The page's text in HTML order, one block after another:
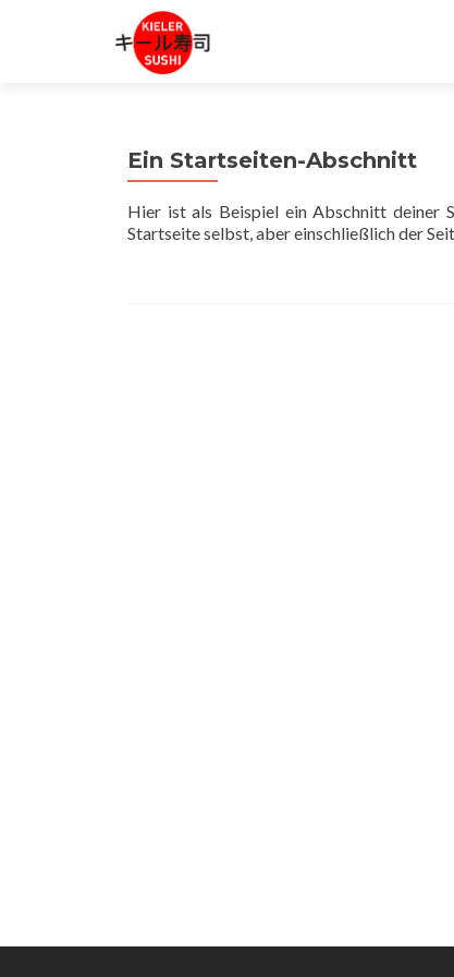
Ein Startseiten-Abschnitt
Hier ist als Beispiel ein Abschnitt deiner
Startseite selbst, aber einschließlich der